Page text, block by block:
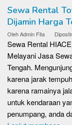
Sewa Rental
Dijamin Harga
OlehAdmin Fita
Sewa Rental
Melayani Jasa
Tengah.
karena jarak
karena ramainya
untuk kendaraan
penumpang, anda